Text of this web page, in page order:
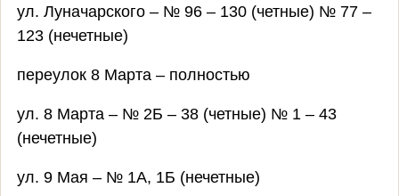
ул. Луначарского – № 96 – 130 (четные) № 77 –
123 (нечетные)
переулок 8 Марта – полностью
ул. 8 Марта – № 2Б – 38 (четные) № 1 – 43
(нечетные)
ул. 9 Мая – № 1А, 1Б (нечетные)